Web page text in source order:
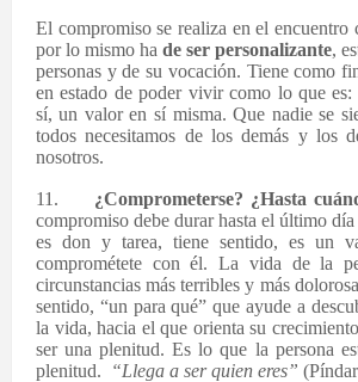
El compromiso se realiza en el encuentro
por lo mismo ha de ser personalizante,
personas y de su vocación. Tiene como
en estado de poder vivir como lo que
sí, un valor en sí misma. Que nadie se
todos necesitamos de los demás y los
nosotros.
11. ¿Comprometerse? ¿Hasta
compromiso debe durar hasta el último
es don y tarea, tiene sentido, es un
comprométete con él. La vida de la
circunstancias más terribles y más
sentido, “un para qué” que ayude a
la vida, hacia el que orienta su
ser una plenitud. Es lo que la persona
plenitud.
“Llega a ser quien eres”